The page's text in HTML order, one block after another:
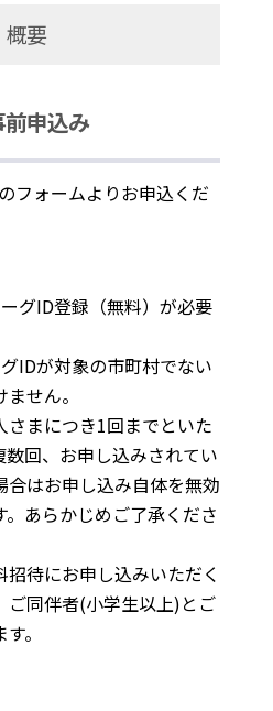
概要
申込み
フォームよりお申込くだ
グID登録（無料）が必要
IDが対象の市町村でない
せん。
まにつき1回までといた
数回、お申し込みされてい
合はお申し込み自体を無効
。あらかじめご了承くださ
待にお申し込みいただく
ご同伴者(小学生以上)とご
。